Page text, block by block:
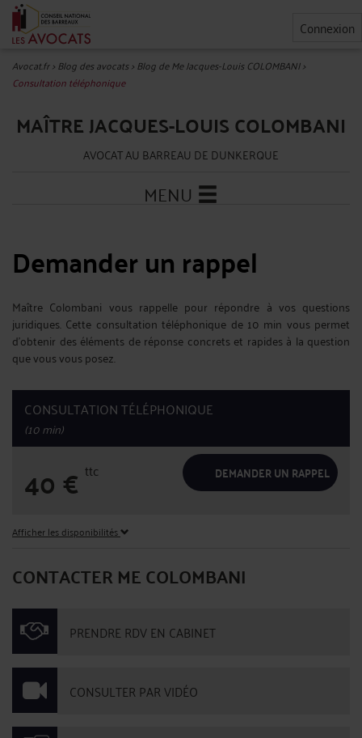
Connexion
Avocat.fr>Blog des avocats>Blog de Me Jacques-Louis COLOMBANI>
Consultation téléphonique
MAÎTRE JACQUES-LOUIS COLOMBANI
AVOCAT AU BARREAU DE DUNKERQUE
MENU
Demander un rappel
Maître Colombani vous rappelle pour répondre à vos questions
juridiques. Cette consultation téléphonique de 10 min vous permet
d'obtenir des éléments de réponse concrets et rapides à la question
que vous vous posez.
CONSULTATION TÉLÉPHONIQUE
(10 min)
40€ ttc DEMANDER UN RAPPEL
Afficher les disponibilités
CONTACTER ME COLOMBANI
PRENDRE RDV EN CABINET
CONSULTER PAR VIDÉO